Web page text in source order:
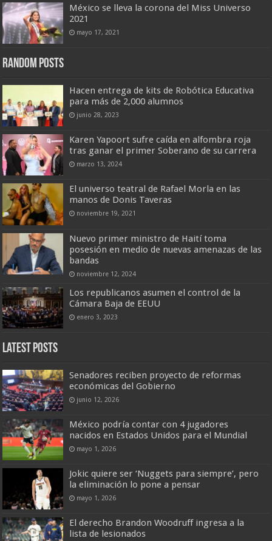
México se lleva la corona del Miss Universo
2021
mayo 17, 2021
Random Posts
Hacen entrega de kits de Robótica Educativa
para más de 2,000 alumnos
junio 28, 2023
Karen Yapoort sufre caída en alfombra roja
tras ganar el primer Soberano de su carrera
marzo 13, 2024
El universo teatral de Rafael Morla en las
manos de Donis Taveras
noviembre 19, 2021
Nuevo primer ministro de Haití toma
posesión en medio de nuevas amenazas de las
bandas
noviembre 12, 2024
Los republicanos asumen el control de la
Cámara Baja de EEUU
enero 3, 2023
Latest Posts
Senadores reciben proyecto de reformas
económicas del Gobierno
junio 12, 2026
México podría contar con 4 jugadores
nacidos en Estados Unidos para el Mundial
mayo 1, 2026
Jokic quiere ser ‘Nuggets para siempre’, pero
la eliminación lo pone a pensar
mayo 1, 2026
El derecho Brandon Woodruff ingresa a la
lista de lesionados